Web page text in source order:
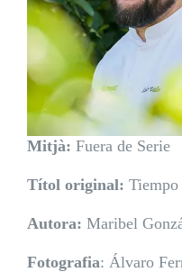
Mitjà: Fuera de Serie
Títol original:
Autora: Maribel
Fotografia: Álvaro